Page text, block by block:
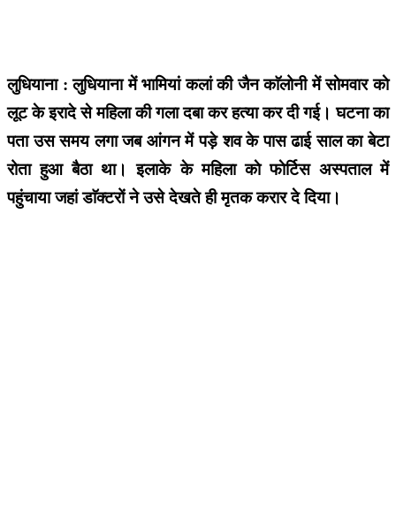
लुधियाना : लुधियाना में भामियां कलां की जैन काॅलोनी में साेमवार काे
लूट के इरादे से महिला की गला दबा कर हत्या कर दी गई। घटना का
पता उस समय लगा जब आंगन में पड़े शव के पास ढाई साल का बेटा
रोता हुआ बैठा था। इलाके के महिला काे फाेर्टिस अस्पताल में
पहुंचाया जहां डाॅक्टरों ने उसे देखते ही मृतक करार दे दिया।